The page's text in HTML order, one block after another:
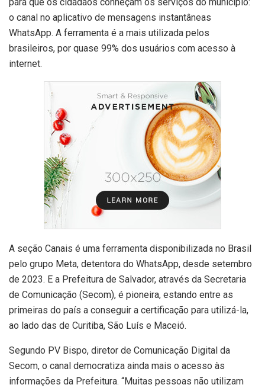
o canal no aplicativo de mensagens instantâneas
WhatsApp. A ferramenta é a mais utilizada pelos
brasileiros, por quase 99% dos usuários com acesso à
internet.
A seção Canais é uma ferramenta disponibilizada no Brasil
pelo grupo Meta, detentora do WhatsApp, desde setembro
de 2023. E a Prefeitura de Salvador, através da Secretaria
de Comunicação (Secom), é pioneira, estando entre as
primeiras do país a conseguir a certificação para utilizá-la,
ao lado das de Curitiba, São Luís e Maceió.
Segundo PV Bispo, diretor de Comunicação Digital da
Secom, o canal democratiza ainda mais o acesso às
informações da Prefeitura. “Muitas pessoas não utilizam